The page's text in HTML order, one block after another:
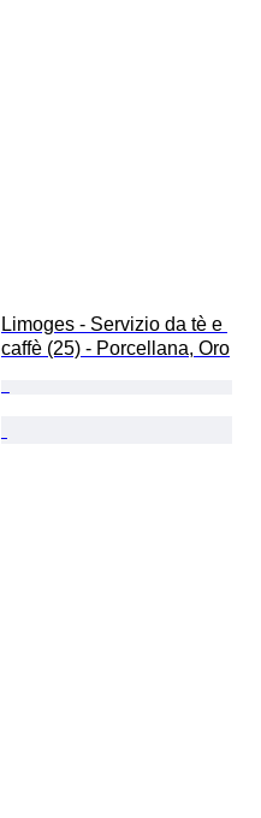
Limoges - Servizio da tè e
caffè (25) - Porcellana, Oro